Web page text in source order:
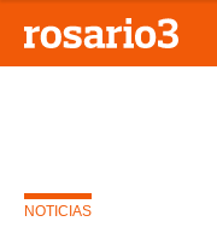
NOTICIAS